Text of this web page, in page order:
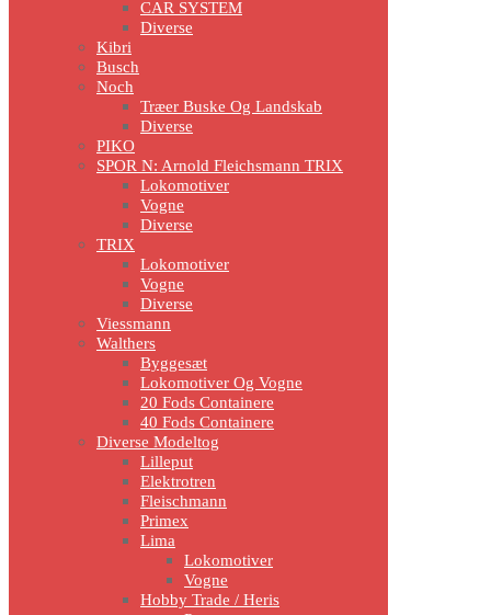
CAR SYSTEM
Diverse
Kibri
Busch
Noch
Træer Buske Og Landskab
Diverse
PIKO
SPOR N: Arnold Fleichsmann TRIX
Lokomotiver
Vogne
Diverse
TRIX
Lokomotiver
Vogne
Diverse
Viessmann
Walthers
Byggesæt
Lokomotiver Og Vogne
20 Fods Containere
40 Fods Containere
Diverse Modeltog
Lilleput
Elektrotren
Fleischmann
Primex
Lima
Lokomotiver
Vogne
Hobby Trade / Heris